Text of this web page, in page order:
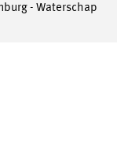
- Waterschap